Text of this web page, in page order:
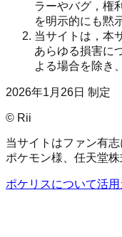
ラーやバグ，権
を明示的にも黙
当サイトは，本
あらゆる損害に
よる場合を除き
2026年1月26日 制定
© Rii
当サイトはファン有
ポケモン様、任天堂
ポケリスについて活用